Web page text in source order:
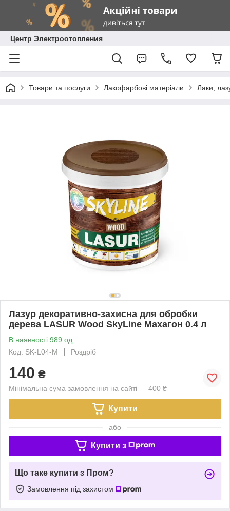
Центр Электроотопления
Товари та послуги Лакофарбові матеріали Лаки,
Лазур декоративно-захисна для обробки
дерева LASUR Wood SkyLine Махагон 0.4 л
В наявності 989 од.
Код: SK-L04-M
Роздріб
140 ₴
Мінімальна сума замовлення на сайті — 400 ₴
Купити
або
Купити з
Що таке купити з Пром?
Замовлення під захистом